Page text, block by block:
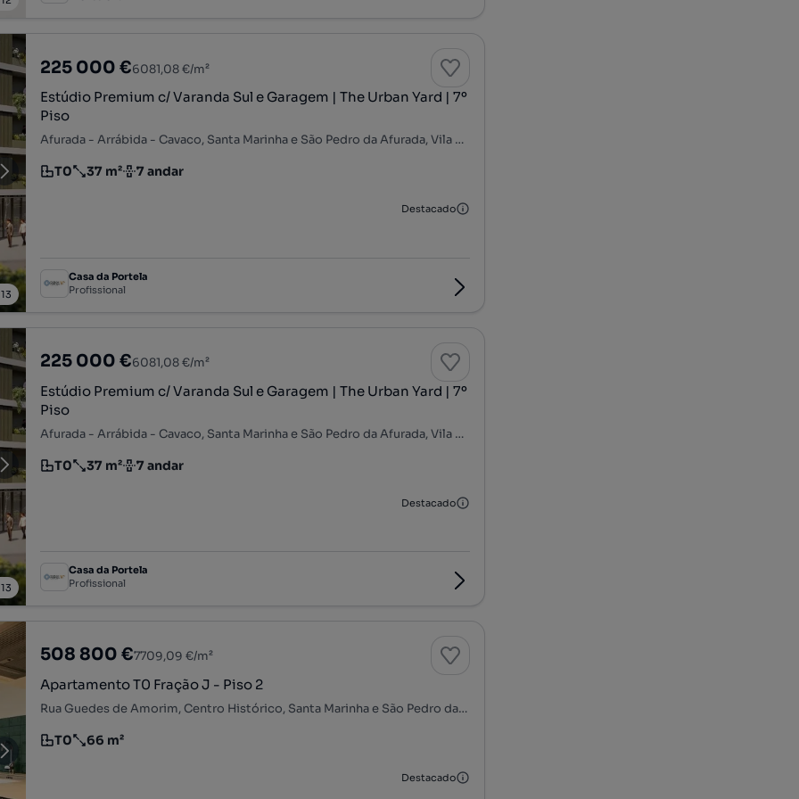
13
225 000 €6081,08 €/m²
Estúdio Premium c/ Varanda Sul e Garagem | The Urban Yard | 7º
Piso
Afurada - Arrábida - Cavaco, Santa Marinha e São Pedro da Afurada, Vila Nova de Gaia, Porto
Tipologia
T0
Preço por metro quadrado
37 m²
Andar 7 andar
Destacado
Casa da Portela
Profissional
13
225 000 €6081,08 €/m²
Estúdio Premium c/ Varanda Sul e Garagem | The Urban Yard | 7º
Piso
Afurada - Arrábida - Cavaco, Santa Marinha e São Pedro da Afurada, Vila Nova de Gaia, Porto
Tipologia
T0
Preço por metro quadrado
37 m²
Andar 7 andar
Destacado
Casa da Portela
Profissional
508 800 €7709,09 €/m²
Apartamento T0 Fração J - Piso 2
Rua Guedes de Amorim, Centro Histórico, Santa Marinha e São Pedro da Afurada, Vila Nova de Gaia, Porto
Tipologia
T0
Preço por metro quadrado
66 m²
Destacado